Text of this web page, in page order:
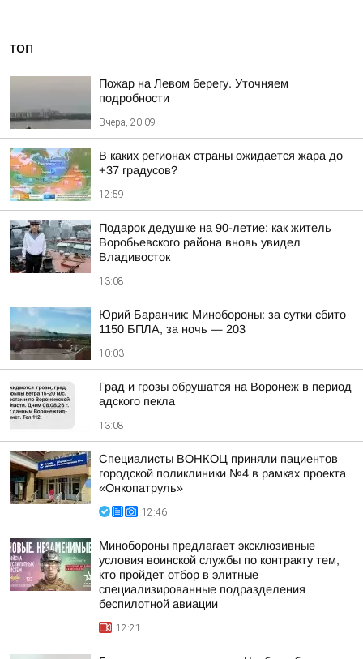
ТОП
Пожар на Левом берегу. Уточняем
подробности
Вчера, 20:09
В каких регионах страны ожидается жара до
+37 градусов?
12:59
Подарок дедушке на 90-летие: как житель
Воробьевского района вновь увидел
Владивосток
13:08
Юрий Баранчик: Минобороны: за сутки сбито
1150 БПЛА, за ночь — 203
10:03
Град и грозы обрушатся на Воронеж в период
адского пекла
13:08
Специалисты ВОНКОЦ приняли пациентов
городской поликлиники №4 в рамках проекта
«Онкопатруль»
12:46
Минобороны предлагает эксклюзивные
условия воинской службы по контракту тем,
кто пройдет отбор в элитные
специализированные подразделения
беспилотной авиации
12:21